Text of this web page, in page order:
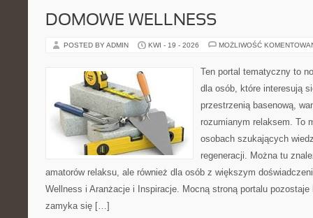
DOMOWE WELLNESS
POSTED BY ADMIN KWI - 19 - 2026 MOŻLIWOŚĆ
Ten portal tematyczny to
dla osób, które interesują
przestrzenią basenową,
rozumianym relaksem. To
osobach szukających
regeneracji. Można tu
amatorów relaksu, ale również dla osób z większym
Wellness i Aranżacje i Inspiracje. Mocną stroną portalu
zamyka się […]